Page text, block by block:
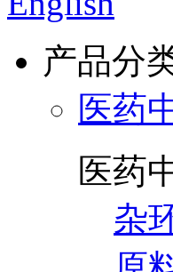
产品分
医药
医药
杂